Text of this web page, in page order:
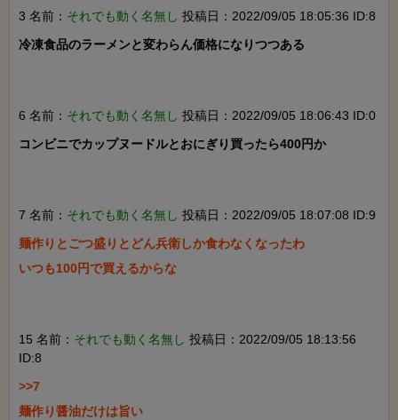
3 名前： それでも動く名無し 投稿日：2022/09/05 18:05:36 ID:8
冷凍食品のラーメンと変わらん価格になりつつある
6 名前： それでも動く名無し 投稿日：2022/09/05 18:06:43 ID:0
コンビニでカップヌードルとおにぎり買ったら400円か
7 名前： それでも動く名無し 投稿日：2022/09/05 18:07:08 ID:9
麺作りとごつ盛りとどん兵衛しか食わなくなったわ
いつも100円で買えるからな
15 名前： それでも動く名無し 投稿日：2022/09/05 18:13:56
ID:8
>>7
麺作り醤油だけは旨い